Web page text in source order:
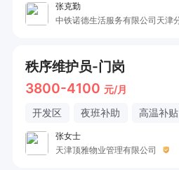
张克勤
秩序维护员-门岗
3800-4100 元/月
开发区 夜班补助 高温补贴
张女士
天津顶雅物业管理有限公司